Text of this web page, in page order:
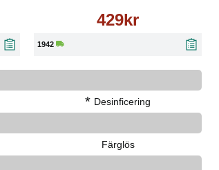
429kr
1942
* Desinficering
Färglös